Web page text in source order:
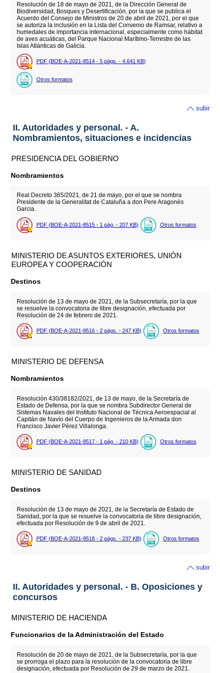
Resolución de 18 de mayo de 2021, de la Dirección General de
Biodiversidad, Bosques y Desertificación, por la que se publica el
Acuerdo del Consejo de Ministros de 20 de abril de 2021, por el que
se autoriza la inclusión en la Lista del Convenio de Ramsar, relativo a
humedales de importancia internacional, especialmente como hábitat
de aves acuáticas, del Parque Nacional Marítimo-Terrestre de las
Islas Atlánticas de Galicia.
PDF (BOE-A-2021-8514 - 5 págs. - 4.641 KB)
Otros formatos
subir
II. Autoridades y personal. - A.
Nombramientos, situaciones e incidencias
PRESIDENCIA DEL GOBIERNO
Nombramientos
Real Decreto 365/2021, de 21 de mayo, por el que se nombra
Presidente de la Generalitat de Cataluña a don Pere Aragonès
Garcia.
PDF (BOE-A-2021-8515 - 1 pág. - 207 KB) Otros formatos
MINISTERIO DE ASUNTOS EXTERIORES, UNIÓN
EUROPEA Y COOPERACIÓN
Destinos
Resolución de 13 de mayo de 2021, de la Subsecretaría, por la que
se resuelve la convocatoria de libre designación, efectuada por
Resolución de 24 de febrero de 2021.
PDF (BOE-A-2021-8516 - 2 págs. - 247 KB) Otros formatos
MINISTERIO DE DEFENSA
Nombramientos
Resolución 430/38182/2021, de 13 de mayo, de la Secretaría de
Estado de Defensa, por la que se nombra Subdirector General de
Sistemas Navales del Instituto Nacional de Técnica Aeroespacial al
Capitán de Navío del Cuerpo de Ingenieros de la Armada don
Francisco Javier Pérez Villalonga.
PDF (BOE-A-2021-8517 - 1 pág. - 210 KB) Otros formatos
MINISTERIO DE SANIDAD
Destinos
Resolución de 13 de mayo de 2021, de la Secretaría de Estado de
Sanidad, por la que se resuelve la convocatoria de libre designación,
efectuada por Resolución de 9 de abril de 2021.
PDF (BOE-A-2021-8518 - 2 págs. - 237 KB) Otros formatos
subir
II. Autoridades y personal. - B. Oposiciones y
concursos
MINISTERIO DE HACIENDA
Funcionarios de la Administración del Estado
Resolución de 20 de mayo de 2021, de la Subsecretaría, por la que
se prorroga el plazo para la resolución de la convocatoria de libre
designación, efectuada por Resolución de 29 de marzo de 2021.